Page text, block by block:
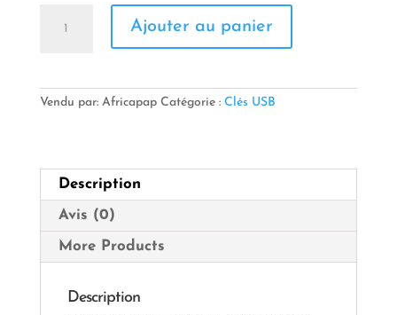
Go
USB
Ajouter au panier
Vendu par: Africapap Catégorie : Clés USB
Description
Avis (0)
More Products
Description